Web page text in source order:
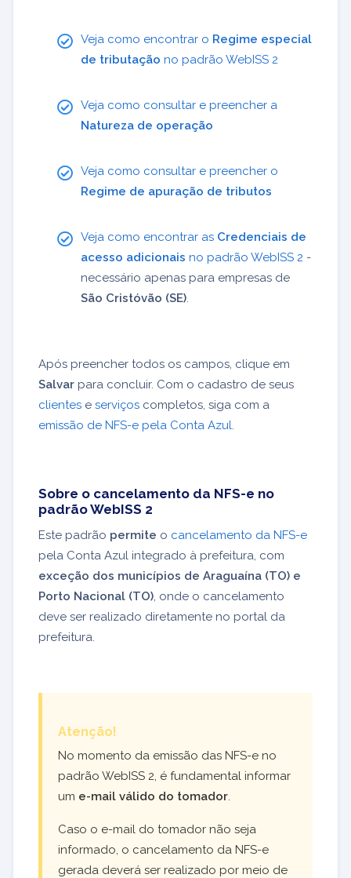
Veja como encontrar o Regime especial
de tributação no padrão WebISS 2
Veja como consultar e preencher a
Natureza de operação
Veja como consultar e preencher o
Regime de apuração de tributos
Veja como encontrar as Credenciais de
acesso adicionais no padrão WebISS 2 -
necessário apenas para empresas de
São Cristóvão (SE)
Após preencher todos os campos, clique em
Salvar para concluir. Com o cadastro de seus
clientes e serviços completos, siga com a
emissão de NFS-e pela Conta Azul
Sobre o cancelamento da NFS-e no
padrão WebISS 2
Este padrão permite o cancelamento da NFS-e
pela Conta Azul integrado à prefeitura, com
exceção dos municípios de Araguaína (TO) e
Porto Nacional (TO) , onde o cancelamento
deve ser realizado diretamente no portal da
prefeitura.
Atenção!
No momento da emissão das NFS-e no
padrão WebISS 2, é fundamental informar
um e-mail válido do tomador.
Caso o e-mail do tomador não seja
informado, o cancelamento da NFS-e
gerada deverá ser realizado por meio de